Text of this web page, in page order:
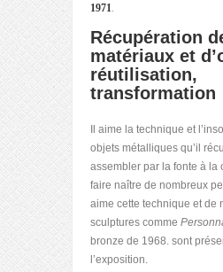
1971.
Récupération
matériaux et
réutilisation,
transformation
Il aime la technique et
objets métalliques qu’il
assembler par la fonte à la
faire naître de nombreux
aime cette technique et de
sculptures comme
bronze de 1968. sont
l’exposition.